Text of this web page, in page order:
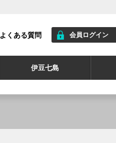
よくある質問 会員ログイン
伊豆七島